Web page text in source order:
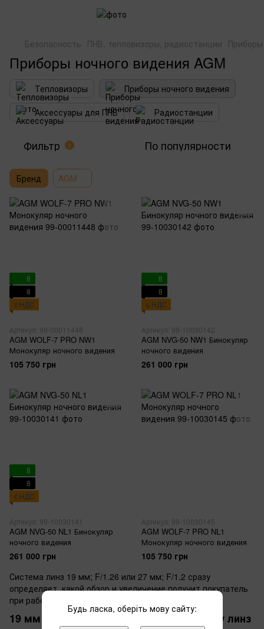
Безопасность ПНВ, тепловизоры, радиостанции
Приборы ночного видения AGM
Тепловизоры
Приборы ночного видения
Аксессуары для ПНВ
Радиостанции
Фильтр 1 По популярности
Бренд AGM
8
8
с НДС
Артикул: 99-00011448
AGM WOLF-7 PRO NW1
Монокуляр ночного видения
105 750 грн
8
8
с НДС
Артикул: 99-10030142
AGM NVG-50 NW1 Бинокуляр
ночного видения
261 000 грн
8
8
с НДС
Артикул: 99-10030141
AGM NVG-50 NL1 Бинокуляр
ночного видения
261 000 грн
Артикул: 99-10030145
AGM WOLF-7 PRO NL1
Монокуляр ночного видения
105 750 грн
Система линз 19 мм; F/1.26 или 27 мм; F/1.2 сразу
определяет, какой обзор и увеличение получит покупатель
при работе с бинокулярами AGM.
19 мм или 27 мм — как выбрать систему линз
Будь ласка, оберіть мову сайту: